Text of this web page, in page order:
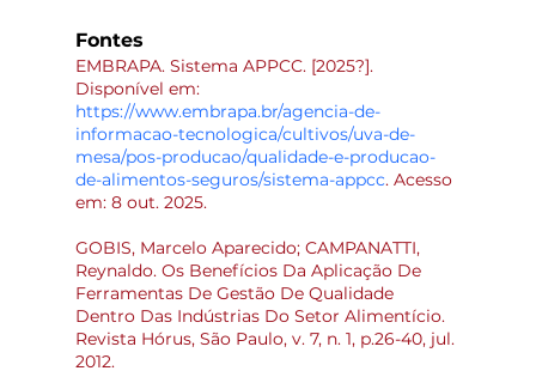
Fontes
EMBRAPA. Sistema APPCC. [2025?].
Disponível em:
https://www.embrapa.br/agencia-de-
informacao-tecnologica/cultivos/uva-de-
mesa/pos-producao/qualidade-e-producao-
de-alimentos-seguros/sistema-appcc. Acesso
em: 8 out. 2025.
GOBIS, Marcelo Aparecido; CAMPANATTI,
Reynaldo. Os Benefícios Da Aplicação De
Ferramentas De Gestão De Qualidade
Dentro Das Indústrias Do Setor Alimentício.
Revista Hórus, São Paulo, v. 7, n. 1, p.26-40, jul.
2012.